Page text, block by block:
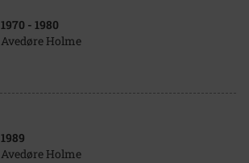
1970 - 1980
Avedøre Holme
1989
Avedøre Holme